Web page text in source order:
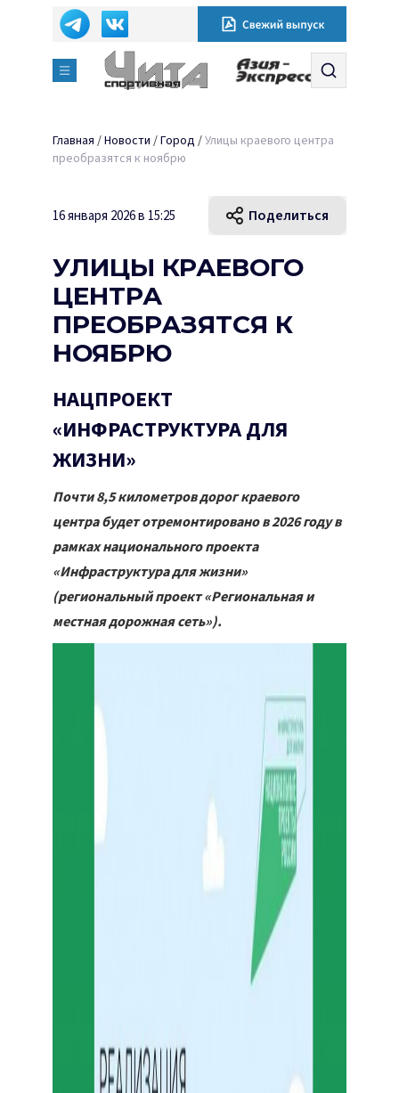
Главная /Новости /Город /Улицы краевого центра
преобразятся к ноябрю
16 января 2026 в 15:25 Поделиться
УЛИЦЫ КРАЕВОГО
ЦЕНТРА
ПРЕОБРАЗЯТСЯ К
НОЯБРЮ
НАЦПРОЕКТ
«ИНФРАСТРУКТУРА ДЛЯ
ЖИЗНИ»
Почти 8,5 километров дорог краевого
центра будет отремонтировано в 2026 году в
рамках национального проекта
«Инфраструктура для жизни»
(региональный проект «Региональная и
местная дорожная сеть»).